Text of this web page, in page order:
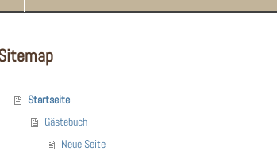
Startseite
Gästebuch
Neue Seite